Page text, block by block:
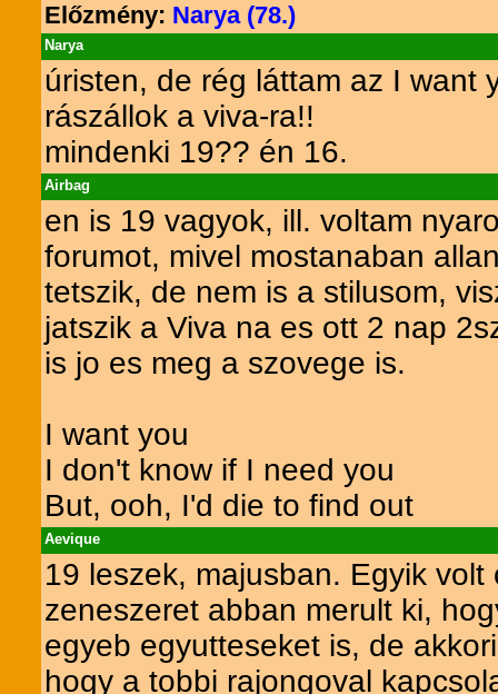
Előzmény: Narya (78.)
Narya
úristen, de rég láttam az I want
rászállok a viva-ra!!
mindenki 19?? én 16.
Airbag
en is 19 vagyok, ill. voltam
forumot, mivel mostanaban
tetszik, de nem is a stilusom,
jatszik a Viva na es ott 2 nap
is jo es meg a szovege is.
I want you
I don't know if I need you
But, ooh, I'd die to find out
Aevique
19 leszek, majusban. Egyik
zeneszeret abban merult ki,
egyeb egyutteseket is, de
hogy a tobbi rajongoval